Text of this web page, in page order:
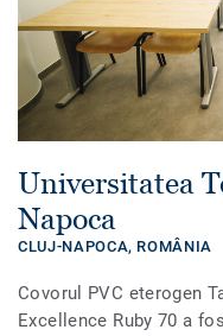
Universitatea
Napoca
CLUJ-NAPOCA, ROMÂNIA
Covorul PVC eterogen
Excellence Ruby 70 a